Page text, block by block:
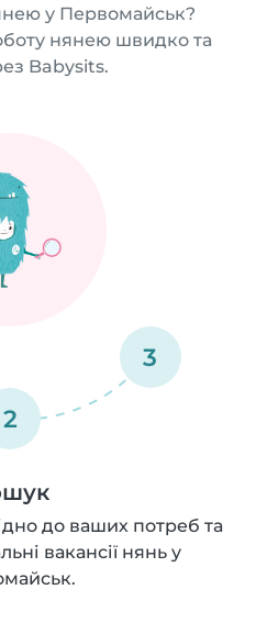
у Первомайськ?
нянею швидко та
Babysits.
2
3
до ваших потреб та
вакансії нянь у